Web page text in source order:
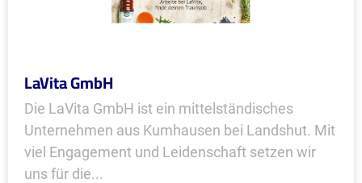
LaVita GmbH
Die LaVita GmbH ist ein mittelständisches
Unternehmen aus Kumhausen bei Landshut. Mit
viel Engagement und Leidenschaft setzen wir
uns für die...